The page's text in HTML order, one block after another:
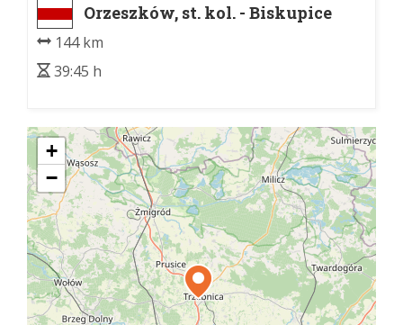
Orzeszków, st. kol. - Biskupice
Oławskie, dw. kol.
144 km
39:45 h
+
−